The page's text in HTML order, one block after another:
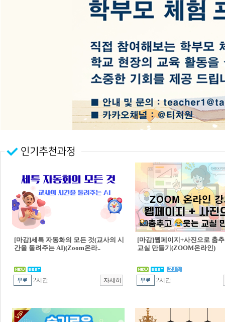
[마감]세특 자동화의 모든 것(교사의 시
간을 돌려주는 AI)(Zoom온라..
2시간
[마감]웹페이지+사진으로 춤
교실 만들기(ZOOM온라인)
2시간